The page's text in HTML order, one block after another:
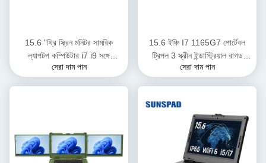
15.6 "থ্রি স্ক্রিন মনিটর সামরিক
ল্যাপটপ কম্পিউটার i7 i9 সঙ্গে
ডেডিকেটেড ভিডিও কার্ড GTX1650
সেরা দাম পান
15.6 ইঞ্চি I7 1165G7 পোর্টেবল
ট্রিপল 3 স্ক্রীন ইন্ডাস্ট্রিয়াল রাগড
মিলিটারি ল্যাপটপ কম্পিউটার
সেরা দাম পান